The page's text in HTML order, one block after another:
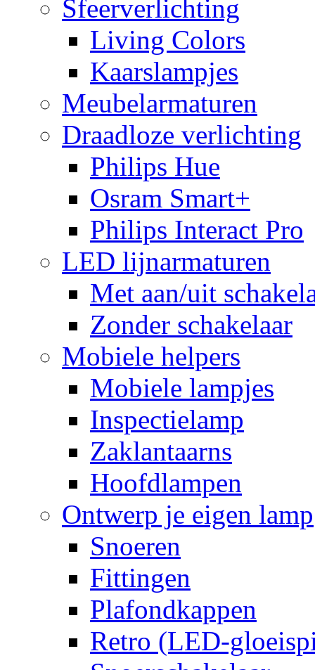
Sfeerverlichting
Living Colors
Kaarslampjes
Meubelarmaturen
Draadloze verlichting
Philips Hue
Osram Smart+
Philips Interact Pro
LED lijnarmaturen
Met aan/uit
Zonder schakelaar
Mobiele helpers
Mobiele lampjes
Inspectielamp
Zaklantaarns
Hoofdlampen
Ontwerp je eigen lamp
Snoeren
Fittingen
Plafondkappen
Retro (LED-